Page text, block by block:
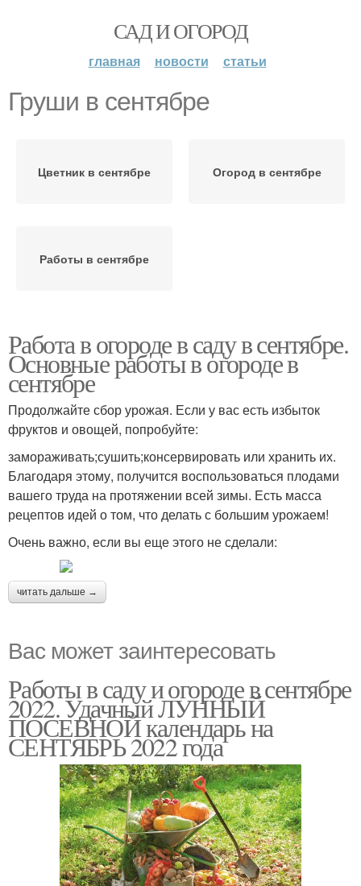
САД И ОГОРОД
главная новости статьи
Груши в сентябре
Цветник в сентябре Огород в сентябре
Работы в сентябре
Работа в огороде в саду в сентябре.
Основные работы в огороде в
сентябре
Продолжайте сбор урожая. Если у вас есть избыток
фруктов и овощей, попробуйте:
замораживать;сушить;консервировать или хранить их.
Благодаря этому, получится воспользоваться плодами
вашего труда на протяжении всей зимы. Есть масса
рецептов идей о том, что делать с большим урожаем!
Очень важно, если вы еще этого не сделали:
читать дальше →
Вас может заинтересовать
Работы в саду и огороде в сентябре
2022. Удачный ЛУННЫЙ
ПОСЕВНОЙ календарь на
СЕНТЯБРЬ 2022 года